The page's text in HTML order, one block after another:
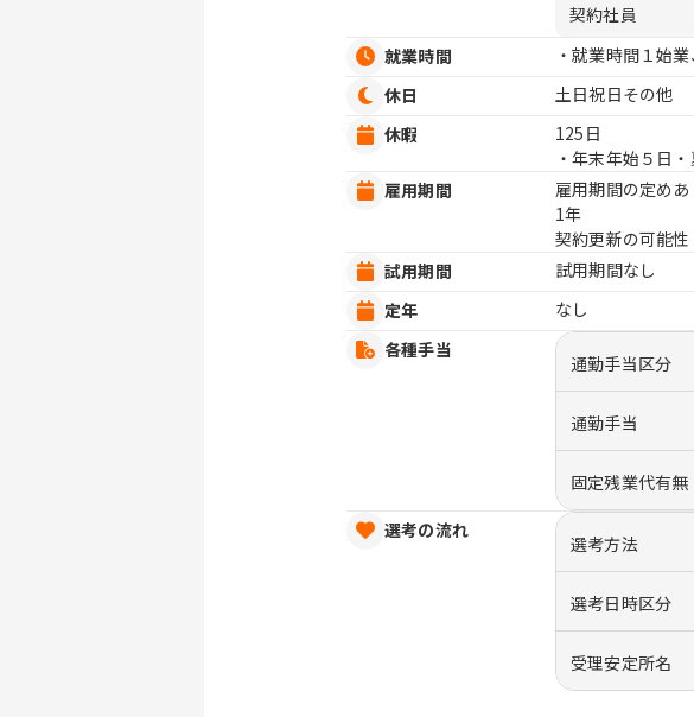
契約社員
就業時間
・就業時間１始業
休日
土日祝日その他
休暇
125日
・年末年始５日
雇用期間
雇用期間の定めあ
1年
契約更新の可能
試用期間
試用期間なし
定年
なし
各種手当
通勤手当区分
通勤手当
固定残業代有無
選考の流れ
選考方法
選考日時区分
受理安定所名